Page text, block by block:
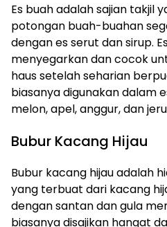
Es buah adalah sajian takjil
potongan buah-buahan
dengan es serut dan sirup.
menyegarkan dan cocok
haus setelah seharian
biasanya digunakan dalam
melon, apel, anggur, dan
Bubur Kacang Hijau
Bubur kacang hijau adalah
yang terbuat dari kacang
dengan santan dan gula
biasanya disajikan hangat